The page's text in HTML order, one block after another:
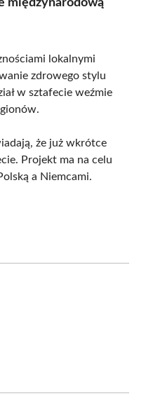
lokalnymi
zdrowego stylu
w sztafecie weźmie
że już wkrótce
Projekt ma na celu
a Niemcami.